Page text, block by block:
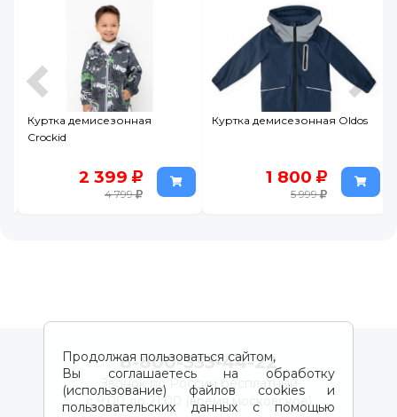
Куртка демисезонная
Crockid
2 399
4 799
Куртка демисезонная Oldos
1 800
5 999
Продолжая пользоваться сайтом,
Вы соглашаетесь на обработку
(использование) файлов cookies и
пользовательских данных с помощью
8-800-333-44-22
Звонок по России бесплатный
с 9:00 до 21:00 (время московское)